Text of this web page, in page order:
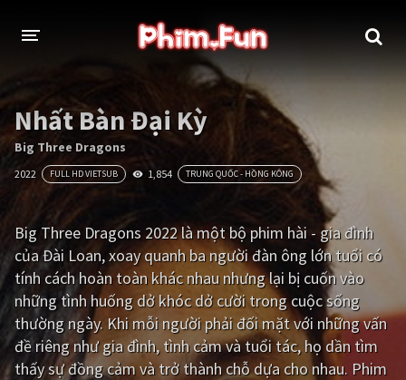
THỂ LOẠI
Thần thoại - Cổ trang
Tâm lý Chiến tranh
Võ thuật - Kiếm hiệp Nhạc kịch
Kinh dị Tội phạm - Hình sự
Phiêu lưu Hài hước
Viễn tưởng Khoa học - Tài liệu
Hoạt hình Thể thao
Nhất Bàn Đại Kỳ
Big Three Dragons
2022 FULL HD VIETSUB 1,854 TRUNG QUỐC - HỒNG KÔNG
Big Three Dragons 2022 là một bộ phim hài - gia đình
của Đài Loan, xoay quanh ba người đàn ông lớn tuổi có
tính cách hoàn toàn khác nhau nhưng lại bị cuốn vào
những tình huống dở khóc dở cười trong cuộc sống
thường ngày. Khi mỗi người phải đối mặt với những vấn
đề riêng như gia đình, tình cảm và tuổi tác, họ dần tìm
thấy sự đồng cảm và trở thành chỗ dựa cho nhau. Phim